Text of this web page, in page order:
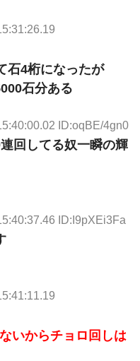
石4桁になったが
石分ある
ID:oqBE/4gn0
回してる奴一瞬の輝
ID:I9pXEi3Fa
いからチョロ回しは